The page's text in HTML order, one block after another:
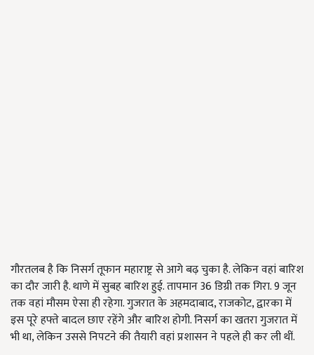
गौरतलब है कि निसर्ग तूफान महाराष्ट्र से आगे बढ़ चुका है. लेकिन वहां बारिश
का दौर जारी है. थाणे में सुबह बारिश हुई. तापमान 36 डिग्री तक गिरा. 9 जून
तक वहां मौसम ऐसा ही रहेगा. गुजरात के अहमदाबाद, राजकोट, द्वारका में
इस पूरे हफ्ते बादल छाए रहेंगे और बारिश होगी. निसर्ग का खतरा गुजरात में
भी था, लेकिन उससे निपटने की तैयारी वहां प्रशासन ने पहले ही कर ली थीं.